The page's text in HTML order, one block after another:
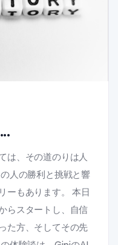
は、その道のりは人
人の勝利と挑戦と響
ーもあります。 本日
らスタートし、自信
た方、そしてその先